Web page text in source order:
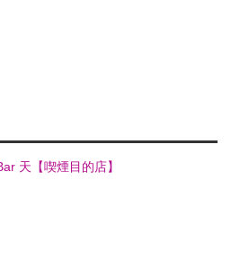
天【喫煙目的店】